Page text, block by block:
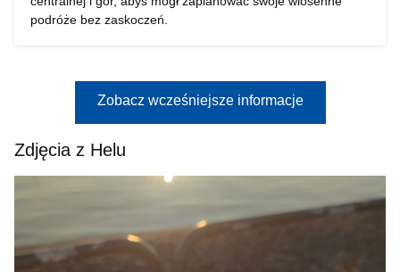
podróże bez zaskoczeń.
Zobacz wcześniejsze informacje
Zdjęcia z Helu